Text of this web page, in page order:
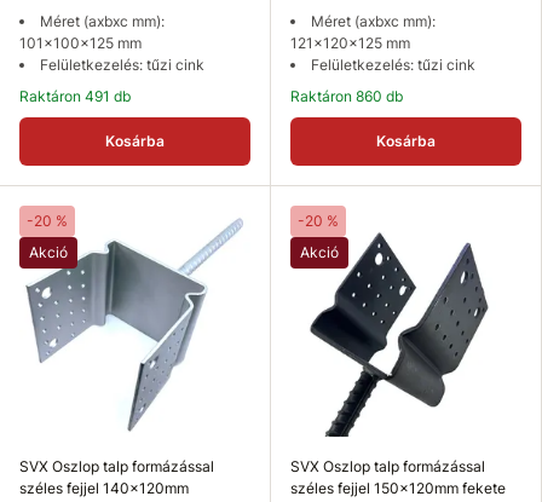
Méret (axbxc mm):
101x100x125 mm
Felületkezelés: tűzi cink
Raktáron 491 db
Kosárba
Méret (axbxc mm):
121x120x125 mm
Felületkezelés: tűzi cink
Raktáron 860 db
Kosárba
-20 %
Akció
SVX Oszlop talp formázással
széles fejjel 140x120mm
-20 %
Akció
SVX Oszlop talp formázással
széles fejjel 150x120mm fekete